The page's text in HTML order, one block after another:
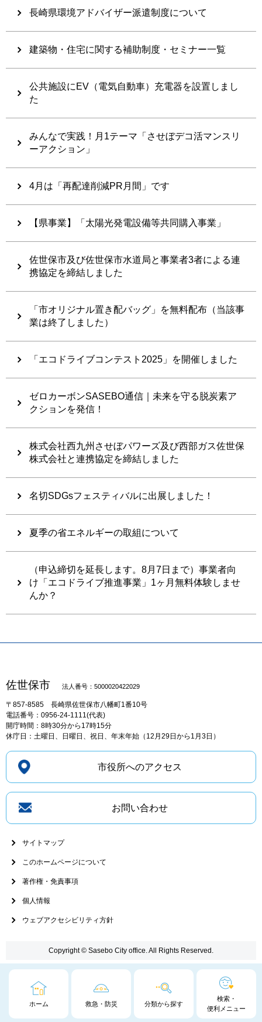
ホーム 救急・防災 分類から探す
検索・
便利メニュー
長崎県環境アドバイザー派遣制度について
建築物・住宅に関する補助制度・セミナー一覧
公共施設にEV（電気自動車）充電器を設置しまし
た
みんなで実践！月1テーマ「させぼデコ活マンスリ
ーアクション」
4月は「再配達削減PR月間」です
【県事業】「太陽光発電設備等共同購入事業」
佐世保市及び佐世保市水道局と事業者3者による連
携協定を締結しました
「市オリジナル置き配バッグ」を無料配布（当該事
業は終了しました）
「エコドライブコンテスト2025」を開催しました
ゼロカーボンSASEBO通信｜未来を守る脱炭素ア
クションを発信！
株式会社西九州させぼパワーズ及び西部ガス佐世保
株式会社と連携協定を締結しました
名切SDGsフェスティバルに出展しました！
夏季の省エネルギーの取組について
（申込締切を延長します。8月7日まで）事業者向
け「エコドライブ推進事業」1ヶ月無料体験しませ
んか？
佐世保市 法人番号：5000020422029
〒857-8585 長崎県佐世保市八幡町1番10号
電話番号：0956-24-1111(代表)
開庁時間：8時30分から17時15分
休庁日：土曜日、日曜日、祝日、年末年始（12月29日から1月3日）
市役所へのアクセス
お問い合わせ
サイトマップ
このホームページについて
著作権・免責事項
個人情報
ウェブアクセシビリティ方針
Copyright © Sasebo City office. All Rights Reserved.